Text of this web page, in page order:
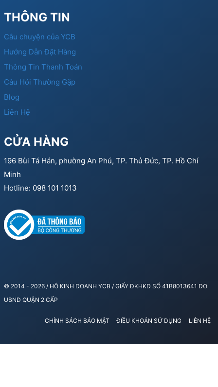
THÔNG TIN
Câu chuyện của YCB
Hướng Dẫn Đặt Hàng
Thông Tin Thanh Toán
Câu Hỏi Thường Gặp
Blog
Liên Hệ
CỬA HÀNG
196 Bùi Tá Hán, phường An Phú, TP. Thủ Đức, TP. Hồ Chí
Minh
Hotline: 098 101 1013
© 2014 - 2026 / HỘ KINH DOANH YCB / GIẤY ĐKHKD SỐ 41B8013641 DO
UBND QUẬN 2 CẤP
CHÍNH SÁCH BẢO MẬT ĐIỀU KHOẢN SỬ DỤNG LIÊN HỆ